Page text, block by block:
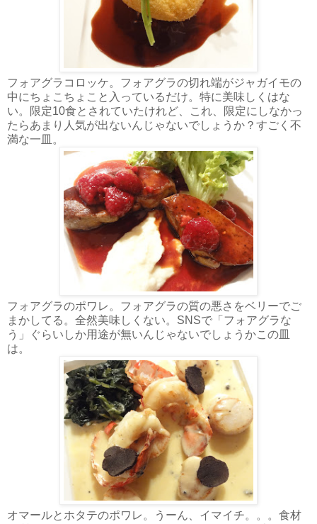
フォアグラコロッケ。フォアグラの切れ端がジャガイモの
中にちょこちょこと入っているだけ。特に美味しくはな
い。限定10食とされていたけれど、これ、限定にしなかっ
たらあまり人気が出ないんじゃないでしょうか？すごく不
満な一皿。
フォアグラのポワレ。フォアグラの質の悪さをベリーでご
まかしてる。全然美味しくない。SNSで「フォアグラな
う」ぐらいしか用途が無いんじゃないでしょうかこの皿
は。
オマールとホタテのポワレ。うーん、イマイチ。。。食材